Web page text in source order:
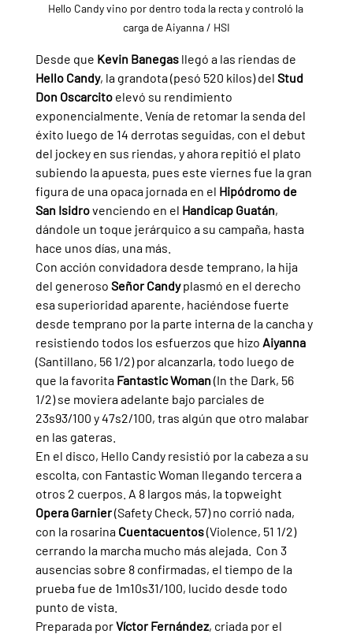
Hello Candy vino por dentro toda la recta y controló la
carga de Aiyanna / HSI
Desde que Kevin Banegas llegó a las riendas de
Hello Candy, la grandota (pesó 520 kilos) del Stud
Don Oscarcito elevó su rendimiento
exponencialmente. Venía de retomar la senda del
éxito luego de 14 derrotas seguidas, con el debut
del jockey en sus riendas, y ahora repitió el plato
subiendo la apuesta, pues este viernes fue la gran
figura de una opaca jornada en el Hipódromo de
San Isidro venciendo en el Handicap Guatán,
dándole un toque jerárquico a su campaña, hasta
hace unos días, una más.
Con acción convidadora desde temprano, la hija
del generoso Señor Candy plasmó en el derecho
esa superioridad aparente, haciéndose fuerte
desde temprano por la parte interna de la cancha y
resistiendo todos los esfuerzos que hizo Aiyanna
(Santillano, 56 1/2) por alcanzarla, todo luego de
que la favorita Fantastic Woman (In the Dark, 56
1/2) se moviera adelante bajo parciales de
23s93/100 y 47s2/100, tras algún que otro malabar
en las gateras.
En el disco, Hello Candy resistió por la cabeza a su
escolta, con Fantastic Woman llegando tercera a
otros 2 cuerpos. A 8 largos más, la topweight
Opera Garnier (Safety Check, 57) no corrió nada,
con la rosarina Cuentacuentos (Violence, 51 1/2)
cerrando la marcha mucho más alejada.  Con 3
ausencias sobre 8 confirmadas, el tiempo de la
prueba fue de 1m10s31/100, lucido desde todo
punto de vista.
Preparada por Víctor Fernández, criada por el